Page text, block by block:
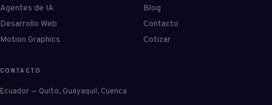
Agentes de IA
Desarrollo Web
Motion Graphics
Blog
Contacto
Cotizar
CONTACTO
Ecuador — Quito, Guayaquil, Cuenca